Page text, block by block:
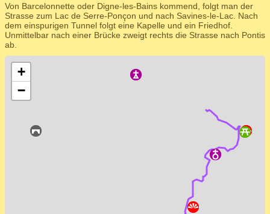
Von Barcelonnette oder Digne-les-Bains kommend, folgt man der
Strasse zum Lac de Serre-Ponçon und nach Savines-le-Lac. Nach
dem einspurigen Tunnel folgt eine Kapelle und ein Friedhof.
Unmittelbar nach einer Brücke zweigt rechts die Strasse nach Pontis
ab.
+
−